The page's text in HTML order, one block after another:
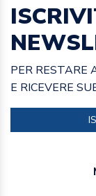
PER RESTARE
E RICEVERE